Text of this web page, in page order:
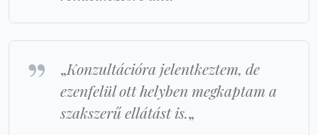
„Konzultációra jelentkeztem, de
ezenfelül ott helyben megkaptam a
szakszerű ellátást is.„